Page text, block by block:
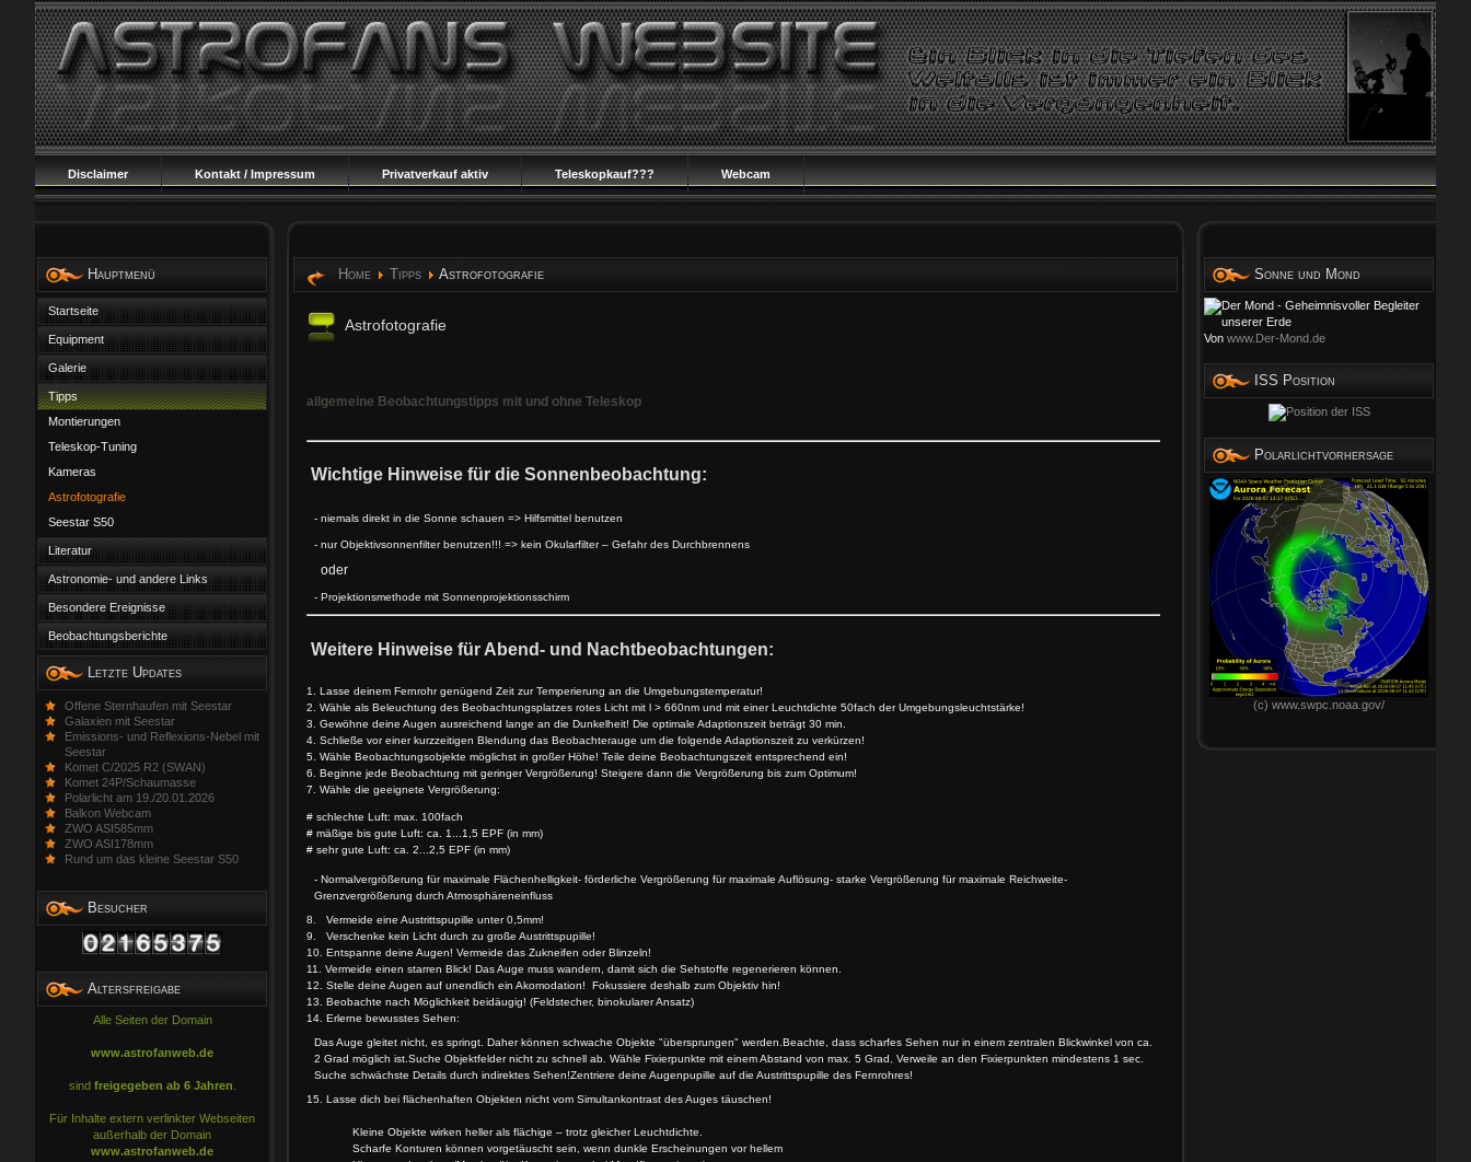
Disclaimer Kontakt / Impressum Privatverkauf aktiv Teleskopkauf??? Webcam
Hauptmenü
Startseite
Equipment
Galerie
Tipps
Montierungen
Teleskop-Tuning
Kameras
Astrofotografie
Seestar S50
Literatur
Astronomie- und andere Links
Besondere Ereignisse
Beobachtungsberichte
Letzte Updates
Offene Sternhaufen mit Seestar
Galaxien mit Seestar
Emissions- und Reflexions-Nebel mit
Seestar
Komet C/2025 R2 (SWAN)
Komet 24P/Schaumasse
Polarlicht am 19./20.01.2026
Balkon Webcam
ZWO ASI585mm
ZWO ASI178mm
Rund um das kleine Seestar S50
Besucher
Altersfreigabe
Alle Seiten der Domain
www.astrofanweb.de
sind freigegeben ab 6 Jahren
Für Inhalte extern verlinkter Webseiten
außerhalb der Domain
www.astrofanweb.de
Home Tipps Astrofotografie
Astrofotografie
allgemeine Beobachtungstipps mit und ohne Teleskop
Wichtige Hinweise für die Sonnenbeobachtung:
- niemals direkt in die Sonne schauen => Hilfsmittel benutzen
- nur Objektivsonnenfilter benutzen!!! => kein Okularfilter – Gefahr des Durchbrennens
oder
- Projektionsmethode mit Sonnenprojektionsschirm
Weitere Hinweise für Abend- und Nachtbeobachtungen:
1. Lasse deinem Fernrohr genügend Zeit zur Temperierung an die Umgebungstemperatur!
2. Wähle als Beleuchtung des Beobachtungsplatzes rotes Licht mit l > 660nm und mit einer Leuchtdichte 50fach der Umgebungsleuchtstärke!
3. Gewöhne deine Augen ausreichend lange an die Dunkelheit! Die optimale Adaptionszeit beträgt 30 min.
4. Schließe vor einer kurzzeitigen Blendung das Beobachterauge um die folgende Adaptionszeit zu verkürzen!
5. Wähle Beobachtungsobjekte möglichst in großer Höhe! Teile deine Beobachtungszeit entsprechend ein!
6. Beginne jede Beobachtung mit geringer Vergrößerung! Steigere dann die Vergrößerung bis zum Optimum!
7. Wähle die geeignete Vergrößerung:
# schlechte Luft: max. 100fach
# mäßige bis gute Luft: ca. 1...1,5 EPF (in mm)
# sehr gute Luft: ca. 2...2,5 EPF (in mm)
- Normalvergrößerung für maximale Flächenhelligkeit- förderliche Vergrößerung für maximale Auflösung- starke Vergrößerung für maximale Reichweite-
Grenzvergrößerung durch Atmosphäreneinfluss
8. Vermeide eine Austrittspupille unter 0,5mm!
9. Verschenke kein Licht durch zu große Austrittspupille!
10. Entspanne deine Augen! Vermeide das Zukneifen oder Blinzeln!
11. Vermeide einen starren Blick! Das Auge muss wandern, damit sich die Sehstoffe regenerieren können.
12. Stelle deine Augen auf unendlich ein Akomodation! Fokussiere deshalb zum Objektiv hin!
13. Beobachte nach Möglichkeit beidäugig! (Feldstecher, binokularer Ansatz)
14. Erlerne bewusstes Sehen:
Das Auge gleitet nicht, es springt. Daher können schwache Objekte "übersprungen" werden.Beachte, dass scharfes Sehen nur in einem zentralen Blickwinkel von ca.
2 Grad möglich ist.Suche Objektfelder nicht zu schnell ab. Wähle Fixierpunkte mit einem Abstand von max. 5 Grad. Verweile an den Fixierpunkten mindestens 1 sec.
Suche schwächste Details durch indirektes Sehen!Zentriere deine Augenpupille auf die Austrittspupille des Fernrohres!
15. Lasse dich bei flächenhaften Objekten nicht vom Simultankontrast des Auges täuschen!
Kleine Objekte wirken heller als flächige – trotz gleicher Leuchtdichte.
Scharfe Konturen können vorgetäuscht sein, wenn dunkle Erscheinungen vor hellem
Sonne und Mond
Von www.Der-Mond.de
ISS Position
Polarlichtvorhersage
(c) www.swpc.noaa.gov/